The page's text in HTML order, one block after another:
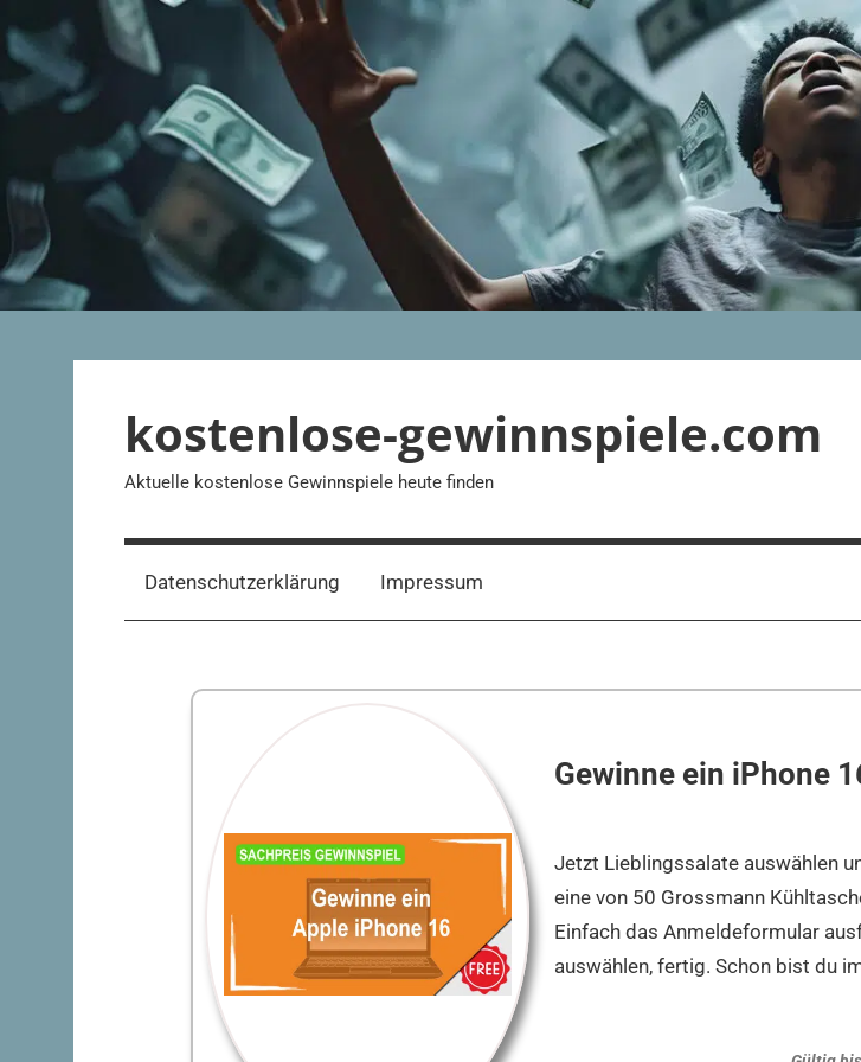
Inhalt
springen
kostenlose-gewinnspiele.com
Aktuelle kostenlose Gewinnspiele heute finden
Datenschutzerklärung Impressum
Gewinne ein iPhone
Jetzt Lieblingssalate auswählen
eine von 50 Grossmann
Einfach das Anmeldeformular
auswählen, fertig. Schon bist du